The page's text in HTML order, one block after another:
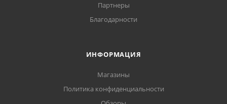
Партнеры
Благодарности
ИНФОРМАЦИЯ
Магазины
Политика конфиденциальности